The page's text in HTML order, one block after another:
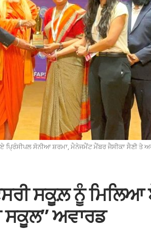
ਪ੍ਰਿੰਸੀਪਲ ਸੋਨੀਆ ਸ਼ਰਮਾ, ਮੈਨੇਜਮੈਂਟ ਮੈਂਬਰ ਜੈਸੀਕਾ ਸੈਣੀ ਤੇ
ਸਕੂਲ਼ ਨੂੰ ਮਿਲਿਆ
ਅਵਾਰਡ